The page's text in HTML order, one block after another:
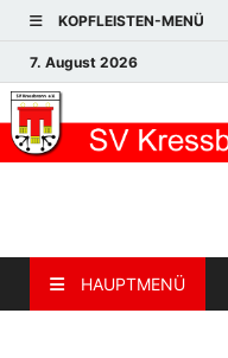
KOPFLEISTEN-MENÜ
7. August 2026
HAUPTMENÜ